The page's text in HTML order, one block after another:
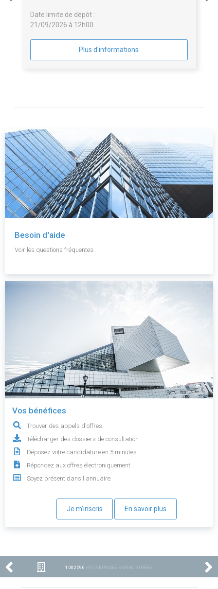
Date limite de dépôt :
21/09/2026 à 12h00
Plus d'informations
Besoin d'aide
Voir les questions fréquentes.
Vos bénéfices
Trouver des appels d'offres
Télécharger des dossiers de consultation
Déposez votre candidature en 5 minutes
Répondez aux offres électroniquement
Soyez présent dans l'annuaire
Je m'inscris En savoir plus
1 002 596 ENTREPRISES ENREGISTRÉES